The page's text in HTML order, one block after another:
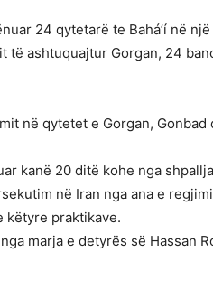
24 qytetarë te Bahá’í në
ashtuquajtur Gorgan, 24
në qytetet e Gorgan,
kanë 20 ditë kohe nga
në Iran nga ana e
këtyre praktikave.
marja e detyrës së Hassan